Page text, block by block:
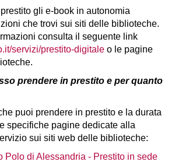
gli e-book in autonomia
che trovi sui siti delle biblioteche.
consulta il seguente link
servizi/prestito-digitale o le pagine
prendere in prestito e per quanto
puoi prendere in prestito e la durata
specifiche pagine dedicate alla
sui siti web delle biblioteche:
Polo di Alessandria - Prestito in sede